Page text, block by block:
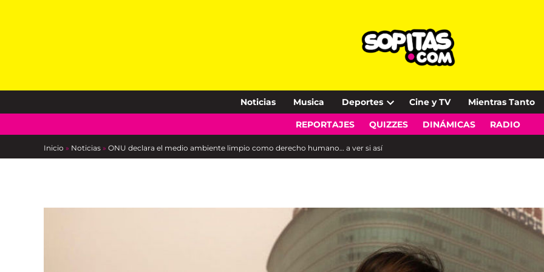
Noticias Musica Deportes
Open
dropdown
Cine y TV Mientras Tanto
REPORTAJES QUIZZES DINÁMICAS RADIO
Inicio » Noticias » ONU declara el medio ambiente limpio como derecho humano… a ver si así